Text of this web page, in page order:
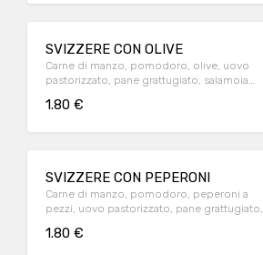
SVIZZERE CON OLIVE
Carne di manzo, pomodoro, olive, uovo
pastorizzato, pane grattugiato, salamoia
1.80 €
SVIZZERE CON PEPERONI
Carne di manzo, pomodoro, peperoni a
pezzi, uovo pastorizzato, pane grattugiato,
1.80 €